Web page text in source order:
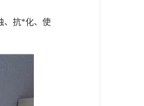
、抗*化、使